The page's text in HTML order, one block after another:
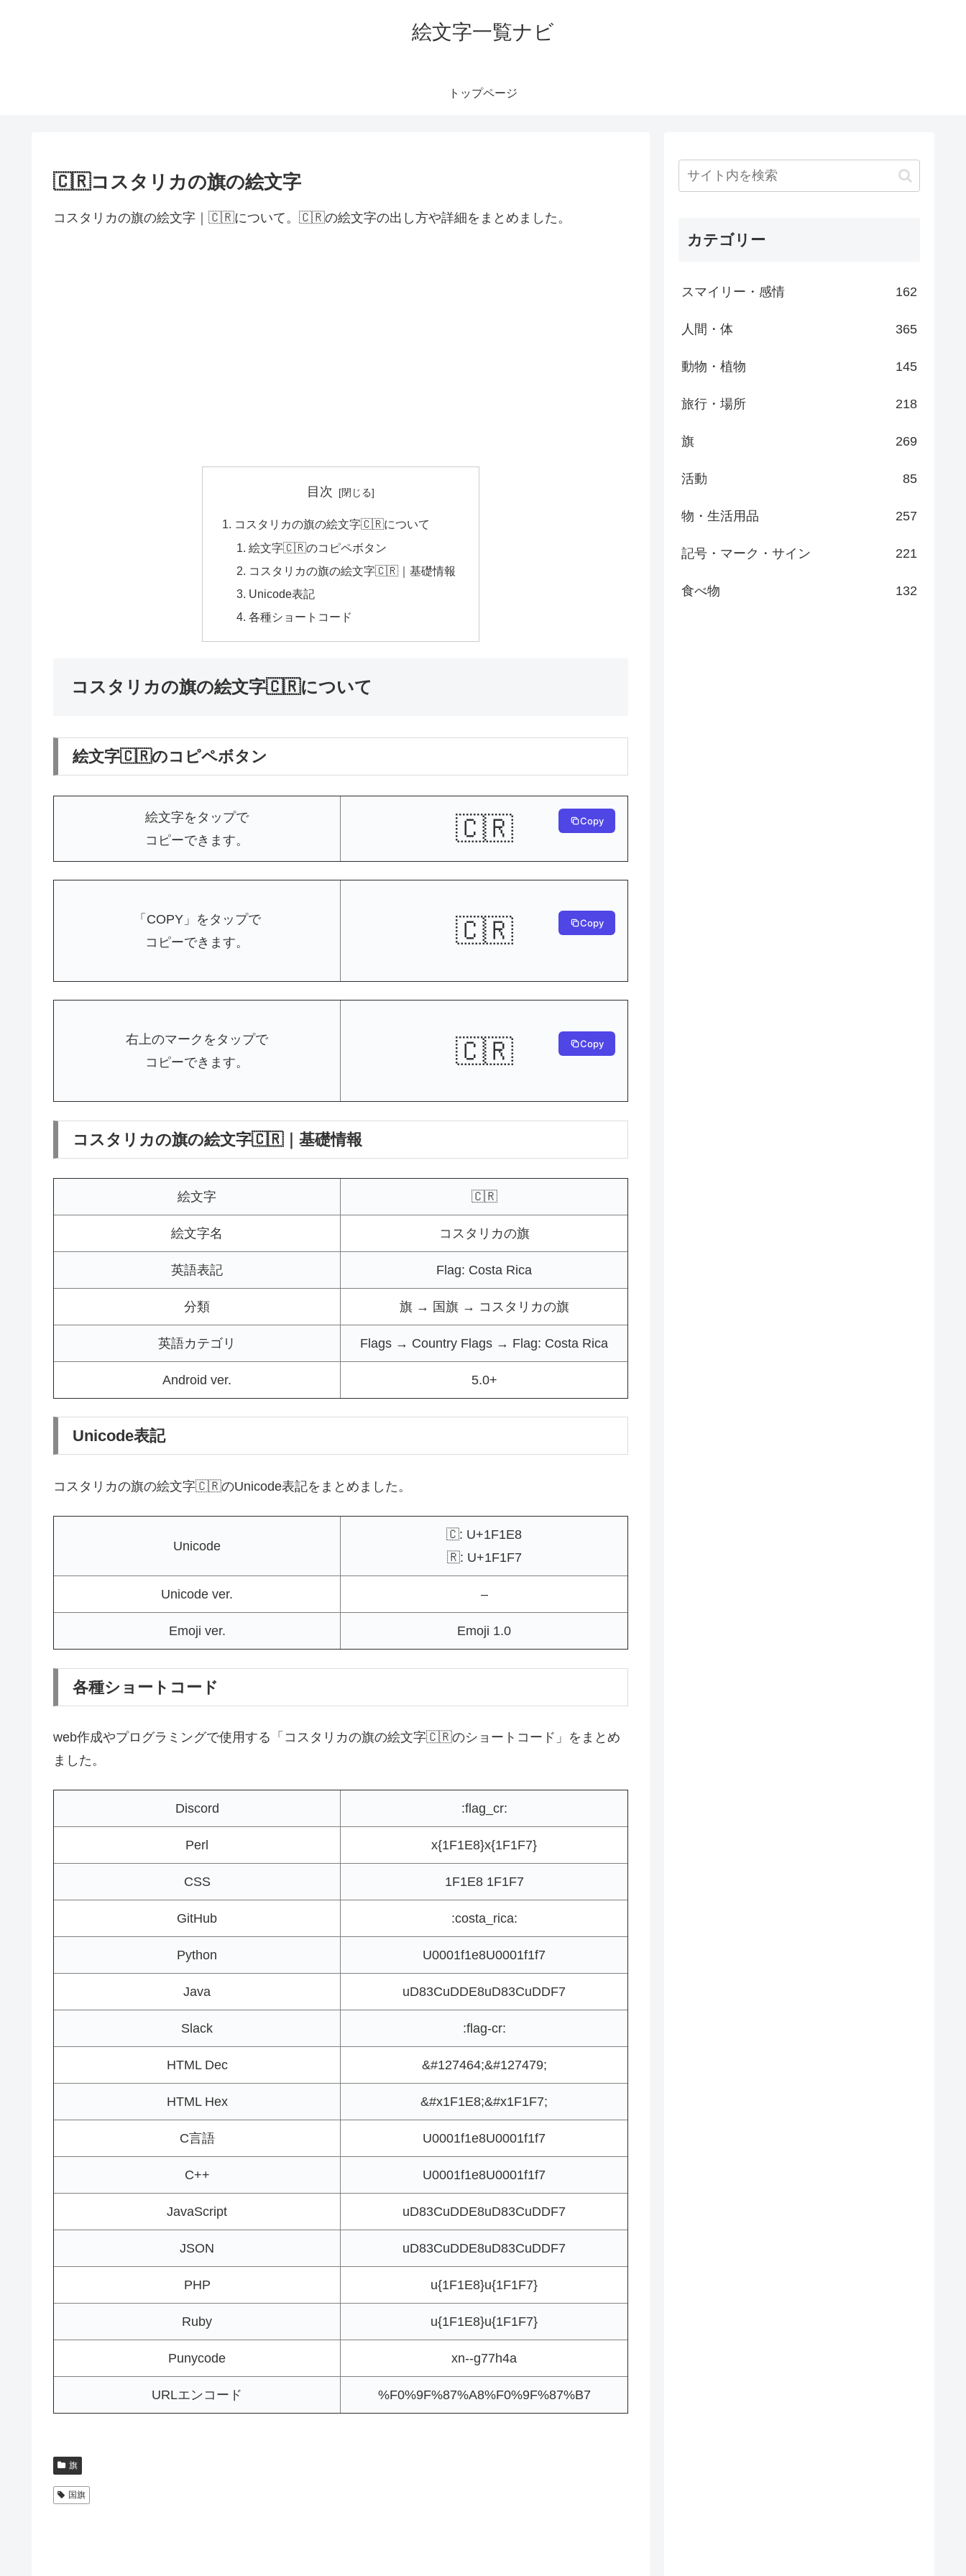
絵文字一覧ナビ
トップページ
🇨🇷コスタリカの旗の絵文字
コスタリカの旗の絵文字｜🇨🇷について。🇨🇷の絵文字の出し方や詳細をまとめました。
目次
コスタリカの旗の絵文字🇨🇷について
絵文字🇨🇷のコピペボタン
コスタリカの旗の絵文字🇨🇷｜基礎情報
Unicode表記
各種ショートコード
コスタリカの旗の絵文字🇨🇷について
絵文字🇨🇷のコピペボタン
絵文字をタップで
コピーできます。
🇨🇷 Copy
「COPY」をタップで
コピーできます。
🇨🇷 Copy
右上のマークをタップで
コピーできます。
🇨🇷 Copy
コスタリカの旗の絵文字🇨🇷｜基礎情報
絵文字 🇨🇷
絵文字名 コスタリカの旗
英語表記 Flag: Costa Rica
分類 旗 → 国旗 → コスタリカの旗
英語カテゴリ Flags → Country Flags → Flag: Costa Rica
Android ver. 5.0+
Unicode表記
コスタリカの旗の絵文字🇨🇷のUnicode表記をまとめました。
Unicode
🇨: U+1F1E8
🇷: U+1F1F7
Unicode ver. –
Emoji ver. Emoji 1.0
各種ショートコード
web作成やプログラミングで使用する「コスタリカの旗の絵文字🇨🇷のショートコード」をまとめ
ました。
Discord :flag_cr:
Perl x{1F1E8}x{1F1F7}
CSS 1F1E8 1F1F7
GitHub :costa_rica:
Python U0001f1e8U0001f1f7
Java uD83CuDDE8uD83CuDDF7
Slack :flag-cr:
HTML Dec &#127464;&#127479;
HTML Hex &#x1F1E8;&#x1F1F7;
C言語 U0001f1e8U0001f1f7
C++ U0001f1e8U0001f1f7
JavaScript uD83CuDDE8uD83CuDDF7
JSON uD83CuDDE8uD83CuDDF7
PHP u{1F1E8}u{1F1F7}
Ruby u{1F1E8}u{1F1F7}
Punycode xn--g77h4a
URLエンコード %F0%9F%87%A8%F0%9F%87%B7
旗
国旗
カテゴリー
スマイリー・感情 162
人間・体 365
動物・植物 145
旅行・場所 218
旗 269
活動 85
物・生活用品 257
記号・マーク・サイン 221
食べ物 132